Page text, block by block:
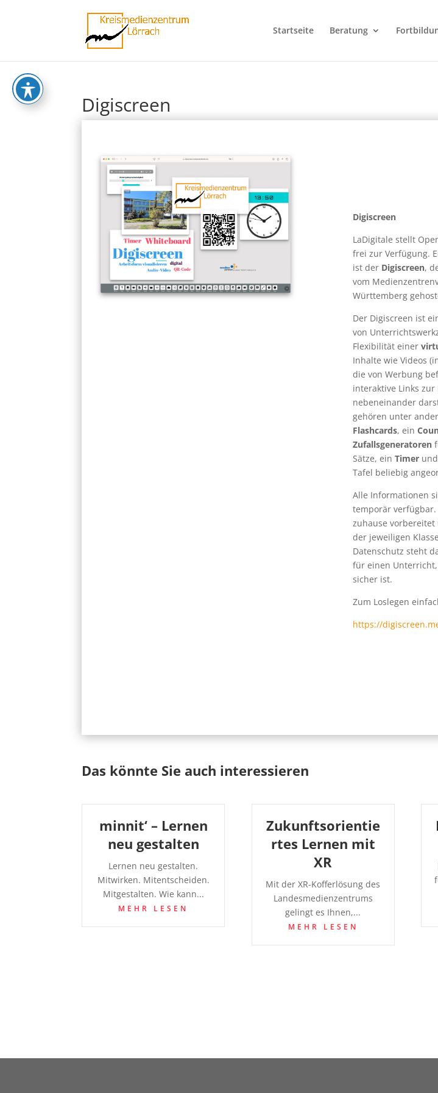
Startseite Beratung
Digiscreen
Digiscreen
LaDigitale stellt
frei zur Verfügung.
ist der Digiscreen,
vom
Württemberg
Der Digiscreen ist
von
Flexibilität einer
Inhalte wie Videos
die von Werbung
interaktive Links
nebeneinander
gehören unter
Flashcards, ein
Zufallsgeneratoren
Sätze, ein Timerund
Tafel beliebig
Alle Informationen
temporär
zuhause
der jeweiligen
Datenschutz steht
für einen
sicher ist.
Zum Loslegen
https://
Das könnte Sie auch interessieren
minnit‘ – Lernen
neu gestalten
Lernen neu gestalten.
Mitwirken. Mitentscheiden.
Mitgestalten. Wie kann...
MEHR LESEN
Zukunftsorientie
rtes Lernen mit
XR
Mit der XR-Kofferlösung des
Landesmedienzentrums
gelingt es Ihnen,...
MEHR LESEN